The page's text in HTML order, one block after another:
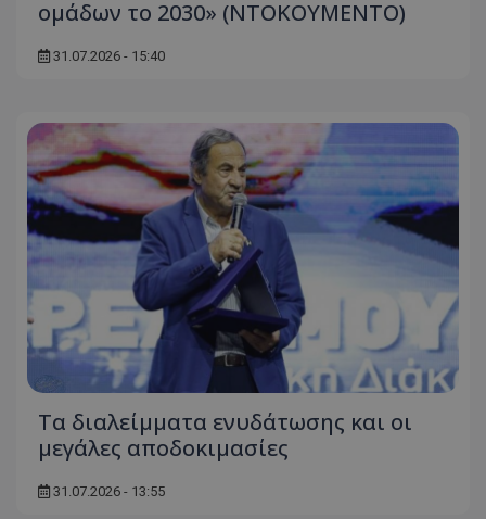
ομάδων το 2030» (ΝΤΟΚΟΥΜΕΝΤΟ)
31.07.2026 - 15:40
Τα διαλείμματα ενυδάτωσης και οι
μεγάλες αποδοκιμασίες
31.07.2026 - 13:55